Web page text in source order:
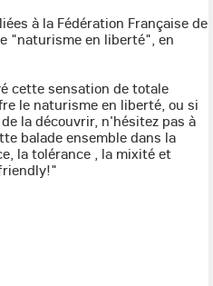
à la Fédération Française de
"naturisme en liberté", en
cette sensation de totale
le naturisme en liberté, ou si
la découvrir, n'hésitez pas à
balade ensemble dans la
la tolérance , la mixité et